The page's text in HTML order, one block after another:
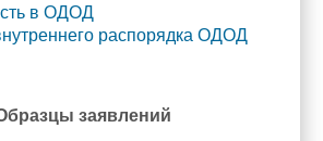
в ОДОД
распорядка ОДОД
заявлений